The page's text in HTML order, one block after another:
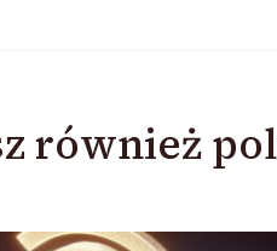
również